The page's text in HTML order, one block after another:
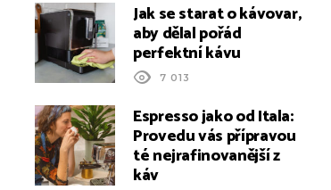
Jak se starat o kávovar,
aby dělal pořád
perfektní kávu
7 013
Espresso jako od Itala:
Provedu vás přípravou
té nejrafinovanější z
káv